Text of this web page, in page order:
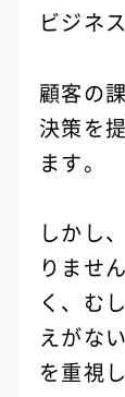
ビジネ
顧客の
決策を
ます。
しかし
りませ
く、む
えがな
を重視